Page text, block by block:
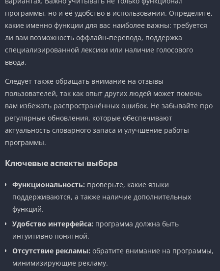
программы, но и её удобство в использовании. Определите,
какие именно функции для вас наиболее важны: требуется
ли вам возможность оффлайн-перевода, поддержка
специализированной лексики или наличие голосового
ввода.
Следует также обращать внимание на отзывы
пользователей, так как опыт других людей может помочь
вам избежать распространённых ошибок. Не забывайте про
регулярные обновления, которые обеспечивают
актуальность словарного запаса и улучшение работы
программы.
Ключевые аспекты выбора
Функциональность: проверьте, какие языки
поддерживаются, а также наличие дополнительных
функций.
Удобство интерфейса: программа должна быть
интуитивно понятной.
Отсутствие рекламы: обратите внимание на программы,
минимизирующие рекламу.